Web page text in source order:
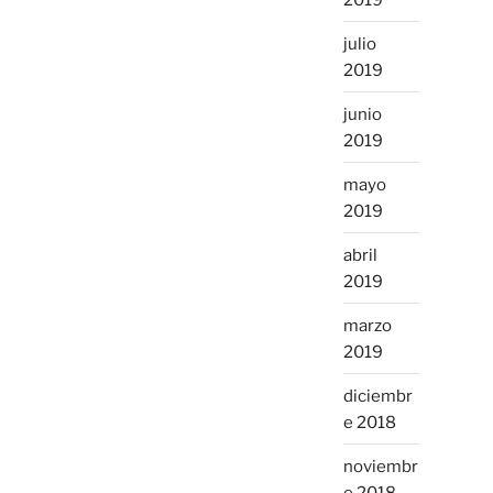
julio
2019
junio
2019
mayo
2019
abril
2019
marzo
2019
diciembr
e 2018
noviembr